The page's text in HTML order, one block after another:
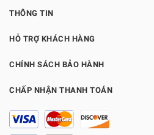
THÔNG TIN
HỖ TRỢ KHÁCH HÀNG
CHÍNH SÁCH BẢO HÀNH
CHẤP NHẬN THANH TOÁN